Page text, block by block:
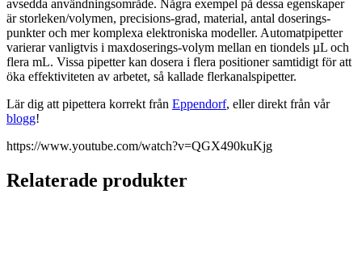
avsedda användningsområde. Några exempel på dessa egenskaper
är storleken/volymen, precisions-grad, material, antal doserings-
punkter och mer komplexa elektroniska modeller. Automatpipetter
varierar vanligtvis i maxdoserings-volym mellan en tiondels µL och
flera mL. Vissa pipetter kan dosera i flera positioner samtidigt för att
öka effektiviteten av arbetet, så kallade flerkanalspipetter.
Lär dig att pipettera korrekt från Eppendorf, eller direkt från vår
blogg!
https://www.youtube.com/watch?v=QGX490kuKjg
Relaterade produkter